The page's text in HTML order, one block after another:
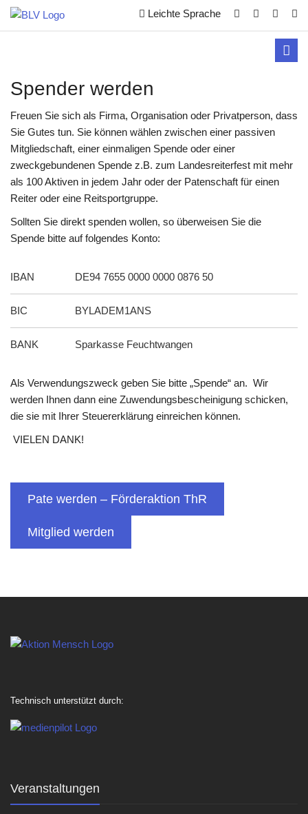
Leichte Sprache
Spender werden
Freuen Sie sich als Firma, Organisation oder Privatperson, dass
Sie Gutes tun. Sie können wählen zwischen einer passiven
Mitgliedschaft, einer einmaligen Spende oder einer
zweckgebundenen Spende z.B. zum Landesreiterfest mit mehr
als 100 Aktiven in jedem Jahr oder der Patenschaft für einen
Reiter oder eine Reitsportgruppe.
Sollten Sie direkt spenden wollen, so überweisen Sie die
Spende bitte auf folgendes Konto:
IBAN DE94 7655 0000 0000 0876 50
BIC BYLADEM1ANS
BANK Sparkasse Feuchtwangen
Als Verwendungszweck geben Sie bitte „Spende“ an. Wir
werden Ihnen dann eine Zuwendungsbescheinigung schicken,
die sie mit Ihrer Steuererklärung einreichen können.
VIELEN DANK!
Pate werden – Förderaktion ThR
Mitglied werden
Technisch unterstützt durch:
Veranstaltungen